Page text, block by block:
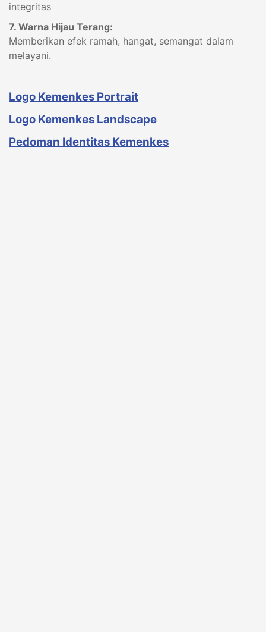
integritas
7. Warna Hijau Terang:
Memberikan efek ramah, hangat, semangat dalam
melayani.
Logo Kemenkes Portrait
Logo Kemenkes Landscape
Pedoman Identitas Kemenkes